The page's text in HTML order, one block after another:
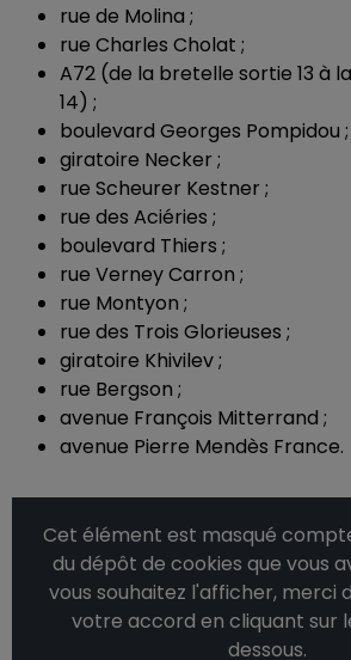
rue de Molina ;
rue Charles Cholat ;
A72 (de la bretelle sortie 13 à
14) ;
boulevard Georges Pompidou ;
giratoire Necker ;
rue Scheurer Kestner ;
rue des Aciéries ;
boulevard Thiers ;
rue Verney Carron ;
rue Montyon ;
rue des Trois Glorieuses ;
giratoire Khivilev ;
rue Bergson ;
avenue François Mitterrand ;
avenue Pierre Mendès France.
Cet élément est masqué
du dépôt de cookies que vous
vous souhaitez l'afficher, merci
votre accord en cliquant sur
dessous.